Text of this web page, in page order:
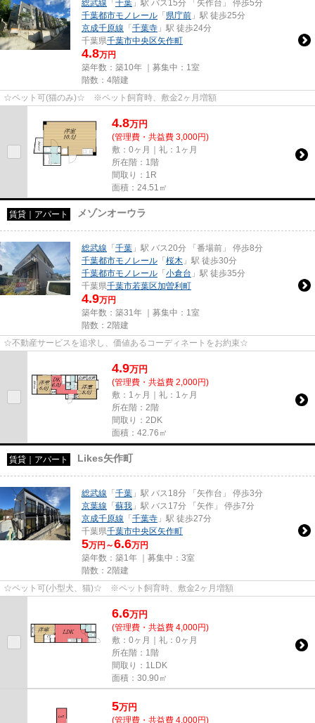
総武線 「 千葉 」駅 バス15分 「矢作台」 停歩5分
千葉都市モノレール 「 県庁前 」駅 徒歩25分
京成千原線 「 千葉寺 」駅 徒歩24分
千葉県千葉市中央区矢作町
4.8万円
築年数：築10年 ｜募集中： 1室
階数：4階建
☆ペット可(猫のみ)☆ ※ペット飼育時、敷金2ヶ月増額
4.8万円
(管理費・共益費 3,000円)
敷：0ヶ月｜礼：1ヶ月
所在階：1階
間取り：1R
面積：24.51㎡
賃貸｜アパート メゾンオーウラ
総武線 「 千葉 」駅 バス20分 「番場前」 停歩8分
千葉都市モノレール 「 桜木 」駅 徒歩30分
千葉都市モノレール 「 小倉台 」駅 徒歩35分
千葉県千葉市若葉区加曽利町
4.9万円
築年数：築31年 ｜募集中： 1室
階数：2階建
☆不動産サービスを追求し、価値あるコーディネートをお約束☆
4.9万円
(管理費・共益費 2,000円)
敷：1ヶ月｜礼：1ヶ月
所在階：2階
間取り：2DK
面積：42.76㎡
賃貸｜アパート Likes矢作町
総武線 「 千葉 」駅 バス18分 「矢作台」 停歩3分
京葉線 「 蘇我 」駅 バス17分 「矢作」 停歩7分
京成千原線 「 千葉寺 」駅 徒歩27分
千葉県千葉市中央区矢作町
5万円～6.6万円
築年数：築1年 ｜募集中： 3室
階数：2階建
☆ペット可(小型犬、猫)☆ ※ペット飼育時、敷金2ヶ月増額
6.6万円
(管理費・共益費 4,000円)
敷：0ヶ月｜礼：0ヶ月
所在階：1階
間取り：1LDK
面積：30.90㎡
5万円
(管理費・共益費 4,000円)